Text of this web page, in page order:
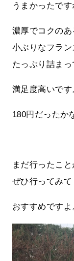
うまかったです
濃厚でコクの
小ぶりなフラン
たっぷり詰まっ
満足度高いです
180円だったか
まだ行ったこ
ぜひ行ってみて
おすすめですよ